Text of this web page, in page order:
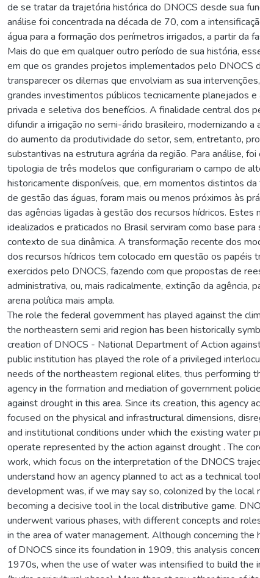
de se tratar da trajetória histórica do DNOCS desde sua
análise foi concentrada na década de 70, com a
água para a formação dos perímetros irrigados, a partir da
Mais do que em qualquer outro período de sua história,
em que os grandes projetos implementados pelo DNOCS
transparecer os dilemas que envolviam as sua
grandes investimentos públicos tecnicamente planejados e
privada e seletiva dos benefícios. A finalidade central dos
difundir a irrigação no semi-árido brasileiro, modernizando a
do aumento da produtividade do setor, sem, entretanto,
substantivas na estrutura agrária da região. Para análise, foi
tipologia de três modelos que configurariam o campo de
historicamente disponíveis, que, em momentos distintos
de gestão das águas, foram mais ou menos próximos às
das agências ligadas à gestão dos recursos hídricos.
idealizados e praticados no Brasil serviram como base para
contexto de sua dinâmica. A transformação recente dos
dos recursos hídricos tem colocado em questão os papéis
exercidos pelo DNOCS, fazendo com que propostas de
administrativa, ou, mais radicalmente, extinção da agência,
arena política mais ampla.
The role the federal government has played against the
the northeastern semi arid region has been historically
creation of DNOCS - National Department of Action
public institution has played the role of a privileged
needs of the northeastern regional elites, thus performing
agency in the formation and mediation of government
against drought in this area. Since its creation, this agency
focused on the physical and infrastructural dimensions,
and institutional conditions under which the existing water
operate represented by the action against drought . The
work, which focus on the interpretation of the DNOCS
understand how an agency planned to act as a technical
development was, if we may say so, colonized by the local
becoming a decisive tool in the local distributive game.
underwent various phases, with different concepts and
in the area of water management. Although concerning the
of DNOCS since its foundation in 1909, this analysis
1970s, when the use of water was intensified to build the